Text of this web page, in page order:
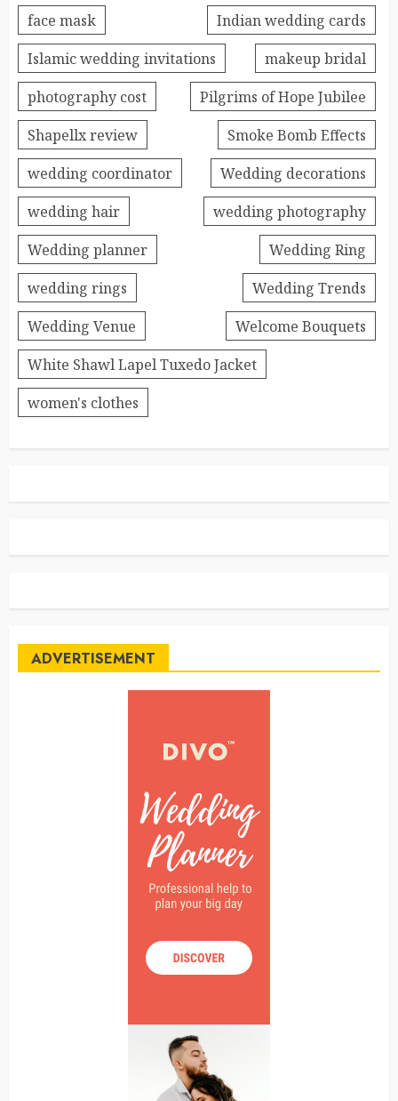
face mask
Indian wedding cards
Islamic wedding invitations
makeup bridal
photography cost
Pilgrims of Hope Jubilee
Shapellx review
Smoke Bomb Effects
wedding coordinator
Wedding decorations
wedding hair
wedding photography
Wedding planner
Wedding Ring
wedding rings
Wedding Trends
Wedding Venue
Welcome Bouquets
White Shawl Lapel Tuxedo Jacket
women's clothes
ADVERTISEMENT